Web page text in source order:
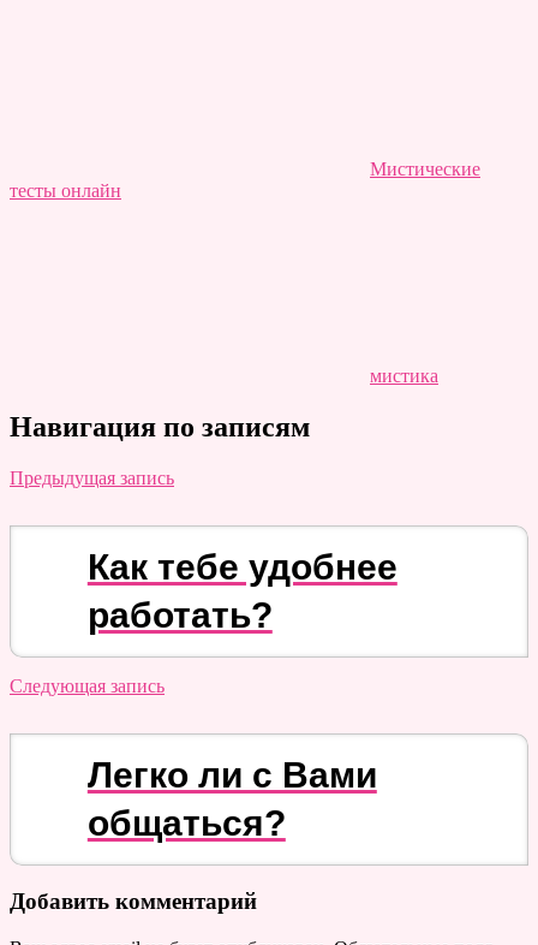
Мистические
тесты онлайн
мистика
Навигация по записям
Предыдущая запись
Как тебе удобнее
работать?
Следующая запись
Легко ли с Вами
общаться?
Добавить комментарий